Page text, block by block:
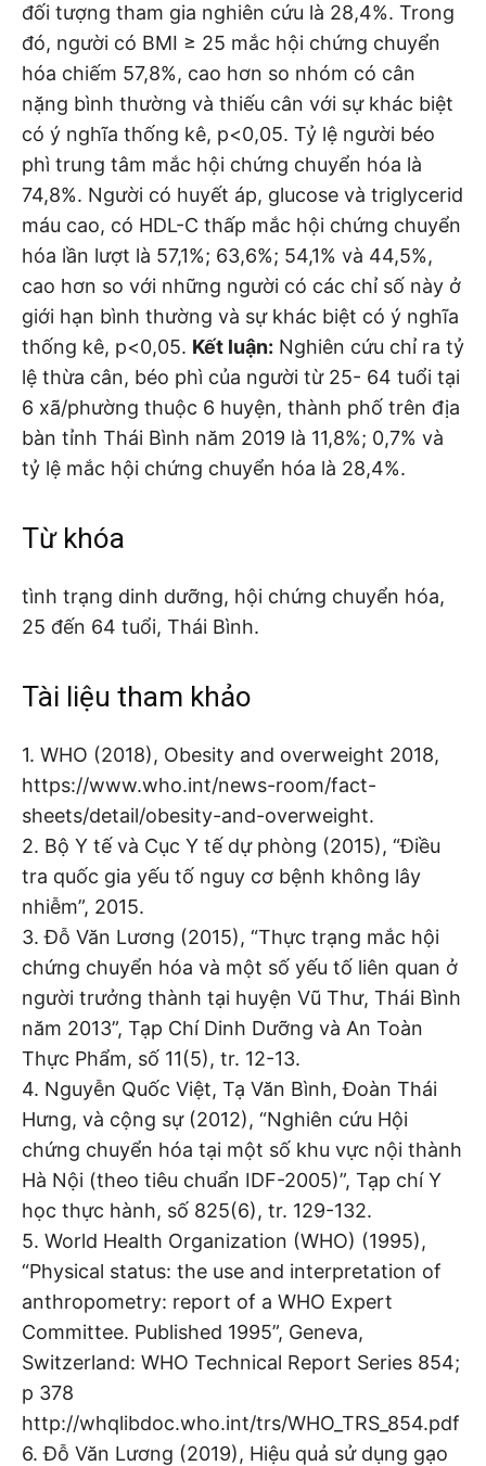
đối tượng tham gia nghiên cứu là 28,4%. Trong
đó, người có BMI ≥ 25 mắc hội chứng chuyển
hóa chiếm 57,8%, cao hơn so nhóm có cân
nặng bình thường và thiếu cân với sự khác biệt
có ý nghĩa thống kê, p<0,05. Tỷ lệ người béo
phì trung tâm mắc hội chứng chuyển hóa là
74,8%. Người có huyết áp, glucose và triglycerid
máu cao, có HDL-C thấp mắc hội chứng chuyển
hóa lần lượt là 57,1%; 63,6%; 54,1% và 44,5%,
cao hơn so với những người có các chỉ số này ở
giới hạn bình thường và sự khác biệt có ý nghĩa
thống kê, p<0,05. Kết luận: Nghiên cứu chỉ ra tỷ
lệ thừa cân, béo phì của người từ 25- 64 tuổi tại
6 xã/phường thuộc 6 huyện, thành phố trên địa
bàn tỉnh Thái Bình năm 2019 là 11,8%; 0,7% và
tỷ lệ mắc hội chứng chuyển hóa là 28,4%.
Từ khóa
tình trạng dinh dưỡng, hội chứng chuyển hóa,
25 đến 64 tuổi, Thái Bình.
Tài liệu tham khảo
1. WHO (2018), Obesity and overweight 2018,
https://www.who.int/news-room/fact-
sheets/detail/obesity-and-overweight.
2. Bộ Y tế và Cục Y tế dự phòng (2015), “Điều
tra quốc gia yếu tố nguy cơ bệnh không lây
nhiễm”, 2015.
3. Đỗ Văn Lương (2015), “Thực trạng mắc hội
chứng chuyển hóa và một số yếu tố liên quan ở
người trưởng thành tại huyện Vũ Thư, Thái Bình
năm 2013”, Tạp Chí Dinh Dưỡng và An Toàn
Thực Phẩm, số 11(5), tr. 12-13.
4. Nguyễn Quốc Việt, Tạ Văn Bình, Đoàn Thái
Hưng, và cộng sự (2012), “Nghiên cứu Hội
chứng chuyển hóa tại một số khu vực nội thành
Hà Nội (theo tiêu chuẩn IDF-2005)”, Tạp chí Y
học thực hành, số 825(6), tr. 129-132.
5. World Health Organization (WHO) (1995),
“Physical status: the use and interpretation of
anthropometry: report of a WHO Expert
Committee. Published 1995”, Geneva,
Switzerland: WHO Technical Report Series 854;
p 378
http://whqlibdoc.who.int/trs/WHO_TRS_854.pdf
6. Đỗ Văn Lương (2019), Hiệu quả sử dụng gạo